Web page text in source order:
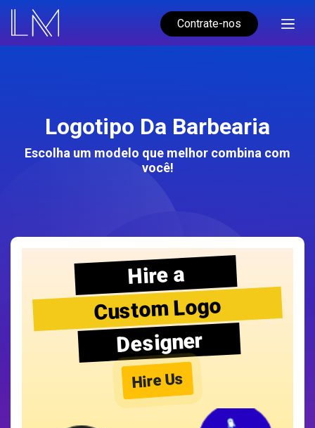
Contrate-nos
Logotipo Da Barbearia
Escolha um modelo que melhor combina com
você!
Hire a
Custom Logo
Designer
Hire Us